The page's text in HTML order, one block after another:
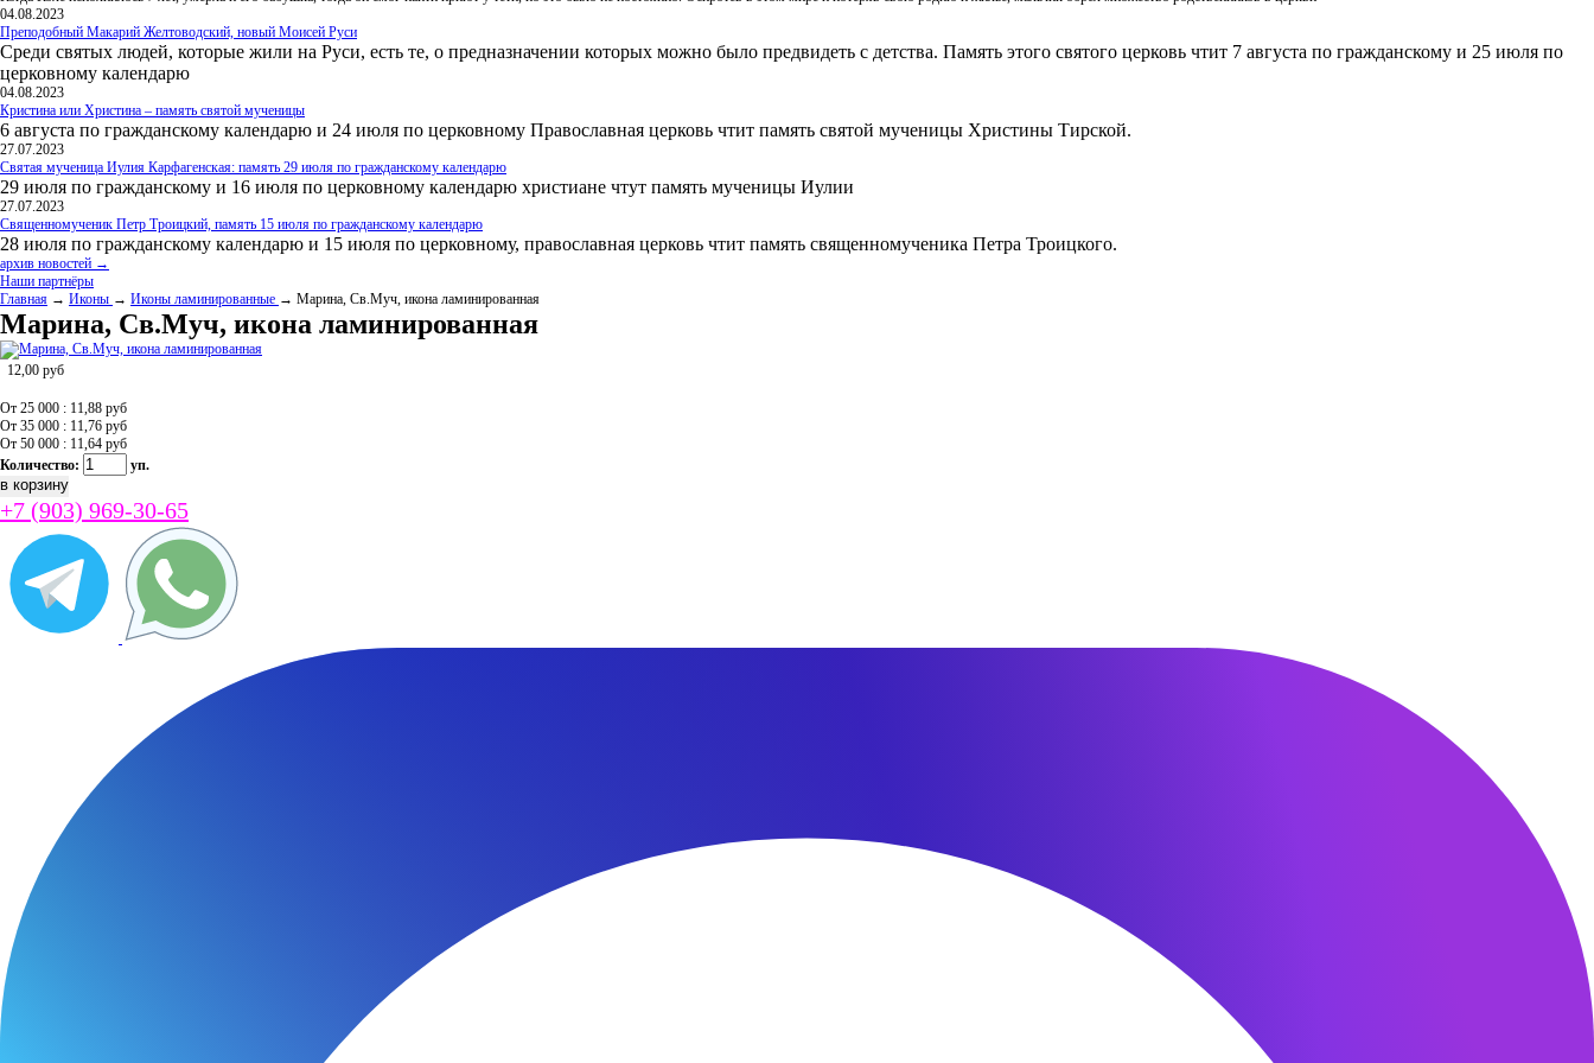
04.08.2023
Преподобный Макарий Желтоводский, новый Моисей Руси
Среди святых людей, которые жили на Руси, есть те, о предназначении которых можно было предвидеть с детства. Память этого святого церковь чтит 7 августа по гражданскому и 25 июля по
церковному календарю
04.08.2023
Кристина или Христина – память святой мученицы
6 августа по гражданскому календарю и 24 июля по церковному Православная церковь чтит память святой мученицы Христины Тирской.
27.07.2023
Святая мученица Иулия Карфагенская: память 29 июля по гражданскому календарю
29 июля по гражданскому и 16 июля по церковному календарю христиане чтут память мученицы Иулии
27.07.2023
Священномученик Петр Троицкий, память 15 июля по гражданскому календарю
28 июля по гражданскому календарю и 15 июля по церковному, православная церковь чтит память священномученика Петра Троицкого.
архив новостей →
Наши партнёры
Главная → Иконы → Иконы ламинированные → Марина, Св.Муч, икона ламинированная
Марина, Св.Муч, икона ламинированная
12,00 руб
От 25 000 : 11,88 руб
От 35 000 : 11,76 руб
От 50 000 : 11,64 руб
Количество:
уп.
+7 (903) 969-30-65